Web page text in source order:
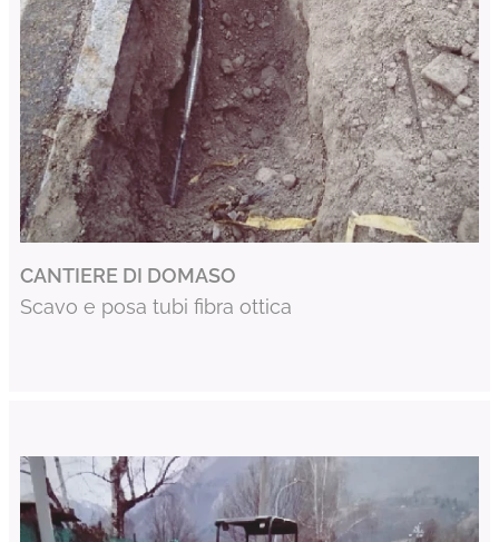
CANTIERE DI DOMASO
Scavo e posa tubi fibra ottica